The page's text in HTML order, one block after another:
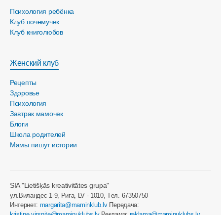
Психология ребёнка
Клуб почемучек
Клуб книголюбов
Женский клуб
Рецепты
Здоровье
Психология
Завтрак мамочек
Блоги
Школа родителей
Мамы пишут истории
SIA "Lietišķās kreativitātes grupa"
ул.Виландес 1-9, Рига, LV - 1010, Tел. 67350750
Интернет: margarita@maminklub.lvПередача: